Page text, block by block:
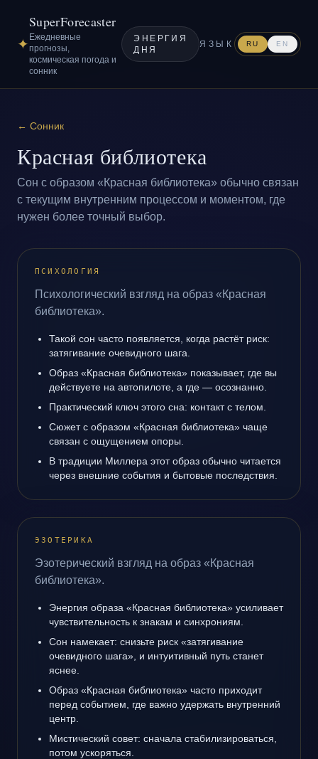
✦
SuperForecaster
Ежедневные
прогнозы,
космическая погода и
сонник
ЭНЕРГИЯ
ДНЯ
ЯЗЫК RU EN
← Сонник
Красная библиотека
Сон с образом «Красная библиотека» обычно связан
с текущим внутренним процессом и моментом, где
нужен более точный выбор.
ПСИХОЛОГИЯ
Психологический взгляд на образ «Красная
библиотека».
Такой сон часто появляется, когда растёт риск:
затягивание очевидного шага.
Образ «Красная библиотека» показывает, где вы
действуете на автопилоте, а где — осознанно.
Практический ключ этого сна: контакт с телом.
Сюжет с образом «Красная библиотека» чаще
связан с ощущением опоры.
В традиции Миллера этот образ обычно читается
через внешние события и бытовые последствия.
ЭЗОТЕРИКА
Эзотерический взгляд на образ «Красная
библиотека».
Энергия образа «Красная библиотека» усиливает
чувствительность к знакам и синхрониям.
Сон намекает: снизьте риск «затягивание
очевидного шага», и интуитивный путь станет
яснее.
Образ «Красная библиотека» часто приходит
перед событием, где важно удержать внутренний
центр.
Мистический совет: сначала стабилизироваться,
потом ускоряться.